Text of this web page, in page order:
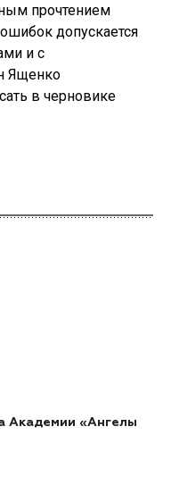
прочтением
допускается
и с
Ященко
в черновике
Академии «Ангелы